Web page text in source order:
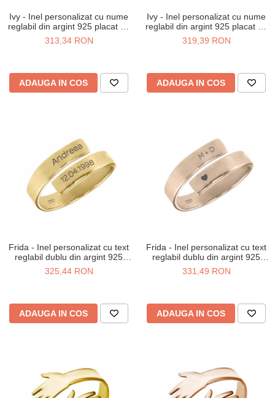
Ivy - Inel personalizat cu nume
reglabil din argint 925 placat cu
aur galben 24K
313,34 RON
ADAUGA IN COS
Ivy - Inel personalizat cu nume
reglabil din argint 925 placat cu
aur roz
319,39 RON
ADAUGA IN COS
Frida - Inel personalizat cu text
reglabil dublu din argint 925
placat cu aur galben 24K
325,44 RON
ADAUGA IN COS
Frida - Inel personalizat cu text
reglabil dublu din argint 925
placat cu aur roz
331,49 RON
ADAUGA IN COS